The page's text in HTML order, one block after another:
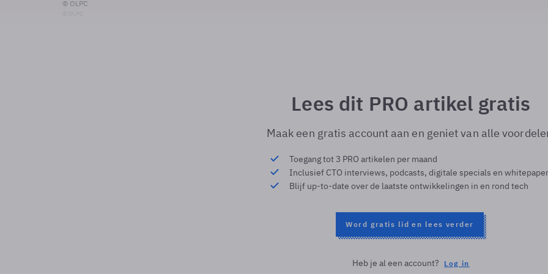
© OLPC
Lees dit PRO artikel gratis
Maak een gratis account aan en geniet van alle
Toegang tot 3 PRO artikelen per maand
Inclusief CTO interviews, podcasts, digitale specials en
Blijf up-to-date over de laatste ontwikkelingen in en rond tech
Word gratis lid en lees verder
Heb je al een account? Log in